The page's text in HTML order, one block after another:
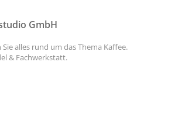
GmbH
alles rund um das Thema Kaffee.
& Fachwerkstatt.